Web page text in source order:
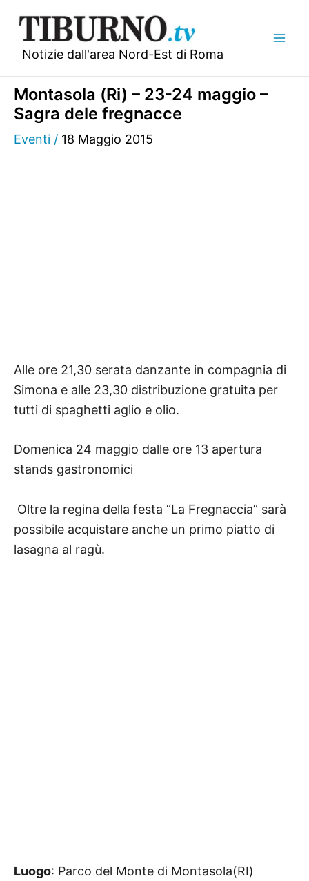
contenuto
Notizie dall'area Nord-Est di Roma
Montasola (Ri) – 23-24 maggio –
Sagra dele fregnacce
Eventi / 18 Maggio 2015
Alle ore 21,30 serata danzante in compagnia di
Simona e alle 23,30 distribuzione gratuita per
tutti di spaghetti aglio e olio.
Domenica 24 maggio dalle ore 13 apertura
stands gastronomici
Oltre la regina della festa “La Fregnaccia” sarà
possibile acquistare anche un primo piatto di
lasagna al ragù.
Luogo: Parco del Monte di Montasola(RI)